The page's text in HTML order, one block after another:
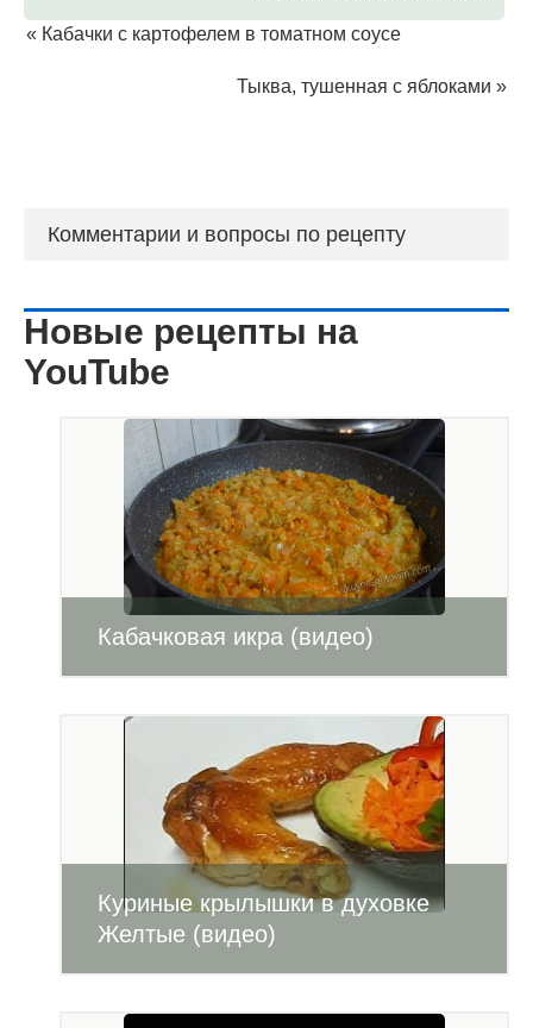
« Кабачки с картофелем в томатном соусе
Тыква, тушенная с яблоками »
Комментарии и вопросы по рецепту
Новые рецепты на
YouTube
Кабачковая икра (видео)
Куриные крылышки в духовке
Желтые (видео)